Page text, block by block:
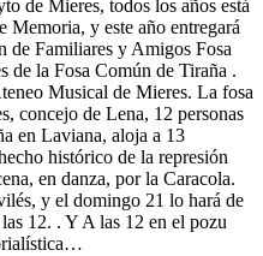
de Mieres, todos los años está
Memoria, y este año entregará
de Familiares y Amigos Fosa
de la Fosa Común de Tiraña .
Musical de Mieres. La fosa
concejo de Lena, 12 personas
en Laviana, aloja a 13
histórico de la represión
en danza, por la Caracola.
y el domingo 21 lo hará de
12. . Y A las 12 en el pozu